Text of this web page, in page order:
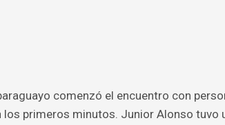
comenzó el encuentro con
los primeros minutos. Junior Alonso tuvo